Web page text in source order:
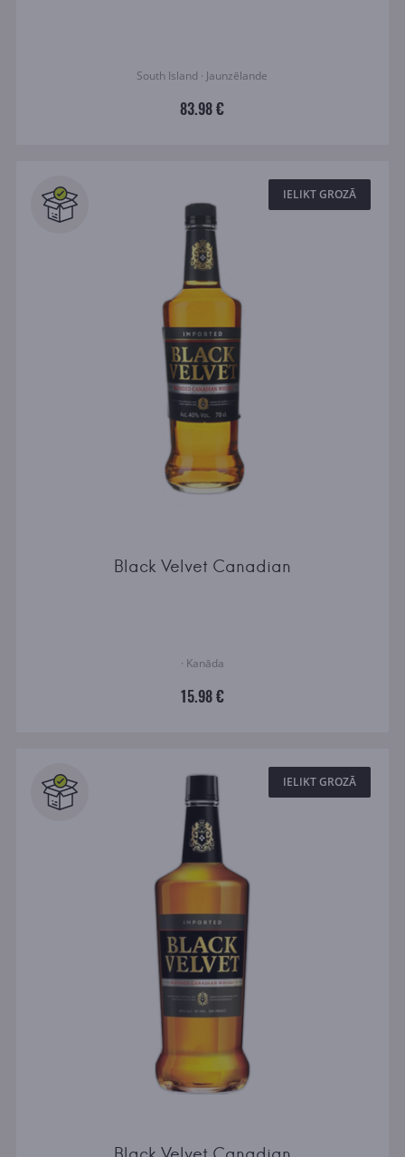
South Island · Jaunzēlande
83.98 €
IELIKT GROZĀ
Black Velvet Canadian
· Kanāda
15.98 €
IELIKT GROZĀ